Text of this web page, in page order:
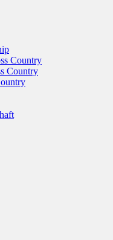
Country
Country